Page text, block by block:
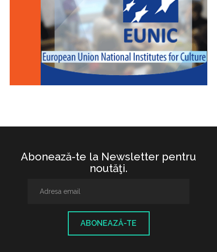
Abonează-te la Newsletter pentru
noutăţi.
ABONEAZĂ-TE